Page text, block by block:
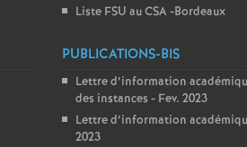
Liste FSU au CSA -Bordeaux
PUBLICATIONS-BIS
Lettre d’information
des instances - Fev. 2023
Lettre d’information
2023